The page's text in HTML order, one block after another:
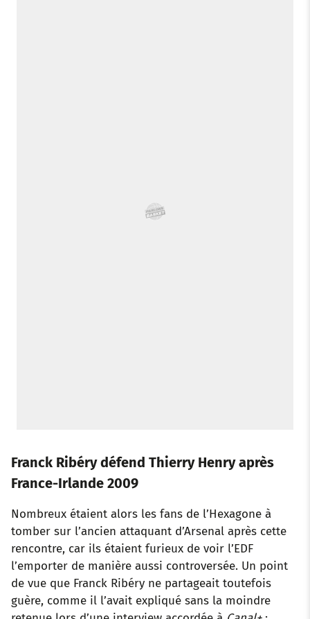
Franck Ribéry défend Thierry Henry après
France-Irlande 2009
Nombreux étaient alors les fans de l’Hexagone à
tomber sur l’ancien attaquant d’Arsenal après cette
rencontre, car ils étaient furieux de voir l’EDF
l’emporter de manière aussi controversée. Un point
de vue que Franck Ribéry ne partageait toutefois
guère, comme il l’avait expliqué sans la moindre